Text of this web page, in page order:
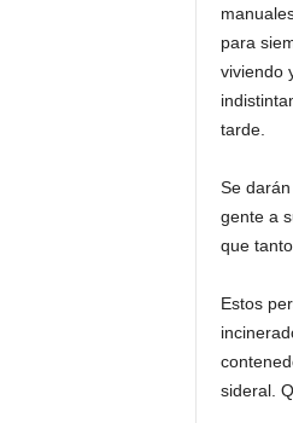
para
viviendo
tarde.
Se
gente a
que
Estos
sideral.